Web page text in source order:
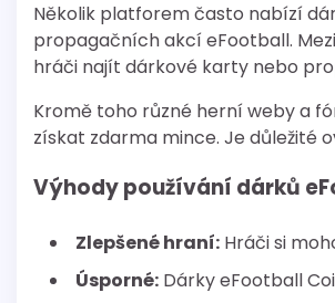
Několik platforem často nabízí
propagačních akcí eFootball.
hráči najít dárkové karty nebo
Kromě toho různé herní weby a
získat zdarma mince. Je důležité
Výhody používání dárků
Zlepšené hraní: Hráči si
Úsporné: Dárky eFootball